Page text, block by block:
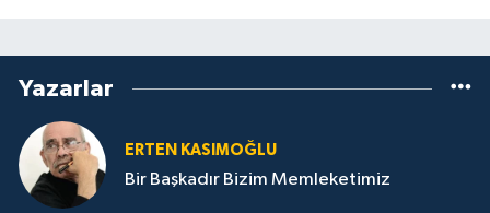
Yazarlar
ERTEN KASIMOĞLU
Bir Başkadır Bizim Memleketimiz